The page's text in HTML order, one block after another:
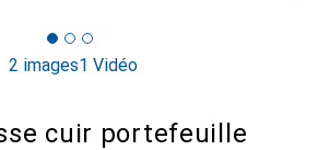
2 images1 Vidéo
cuir portefeuille